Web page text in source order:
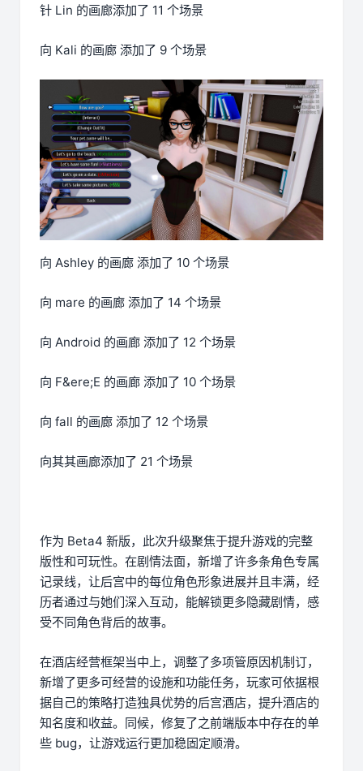
针 Lin 的画廊添加了 11 个场景
向 Kali 的画廊 添加了 9 个场景
向 Ashley 的画廊 添加了 10 个场景
向 mare 的画廊 添加了 14 个场景
向 Android 的画廊 添加了 12 个场景
向 F&ere;E 的画廊 添加了 10 个场景
向 fall 的画廊 添加了 12 个场景
向其其画廊添加了 21 个场景
作为 Beta4 新版，此次升级聚焦于提升游戏的完整
版性和可玩性。在剧情法面，新增了许多条角色专属
记录线，让后宫中的每位角色形象进展并且丰满，经
历者通过与她们深入互动，能解锁更多隐藏剧情，感
受不同角色背后的故事。
在酒店经营框架当中上，调整了多项管原因机制订，
新增了更多可经营的设施和功能任务，玩家可依据根
据自己的策略打造独具优势的后宫酒店，提升酒店的
知名度和收益。同候，修复了之前端版本中存在的单
些 bug，让游戏运行更加稳固定顺滑。